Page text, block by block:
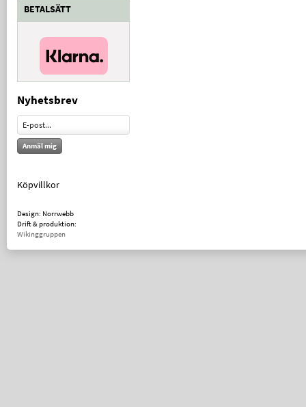
BETALSÄTT
Nyhetsbrev
Anmäl mig
Köpvillkor
Design: Norrwebb
Drift & produktion:
Wikinggruppen